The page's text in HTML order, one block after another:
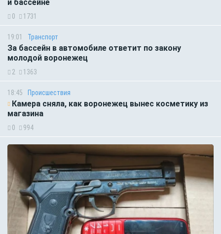
и бассейне
0 1731
19:01 Транспорт
За бассейн в автомобиле ответит по закону
молодой воронежец
2 1363
18:45 Происшествия
Камера сняла, как воронежец вынес косметику из
магазина
0 994